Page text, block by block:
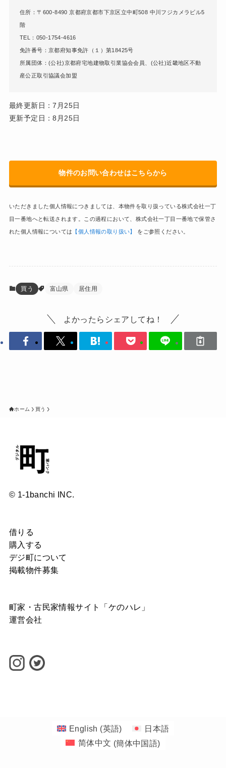
住所：〒600-8490 京都府京都市下京区立中町508 中川フジカメラビル5
階
TEL：050-1754-4616
免許番号：京都府知事免許（１）第18425号
所属団体：(公社)京都府宅地建物取引業協会会員、(公社)近畿地区不動
産公正取引協議会加盟
最終更新日：7月25日
更新予定日：8月25日
物件のお問い合わせはこちらから
いただきました個人情報につきましては、本物件を取り扱っている株式会社一丁
目一番地へと転送されます。この過程において、株式会社一丁目一番地で保管さ
れた個人情報については 【個人情報の取り扱い】 をご参照ください。
買う 富山県 居住用
よかったらシェアしてね！
ホーム 買う
© 1-1banchi INC.
借りる
購入する
デジ町について
掲載物件募集
町家・古民家情報サイト「ケのハレ」
運営会社
English (英語)
日本語
简体中文 (簡体中国語)